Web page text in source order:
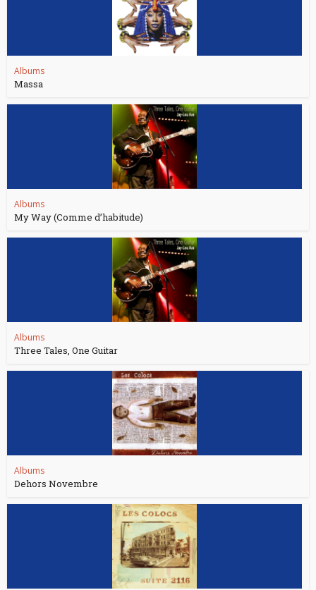
Albums
Massa
Albums
My Way (Comme d’habitude)
Albums
Three Tales, One Guitar
Albums
Dehors Novembre